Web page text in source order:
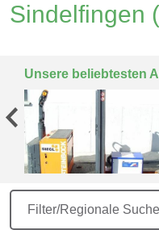
Sindelfingen
Unsere beliebtesten
Filter/Regionale Suche